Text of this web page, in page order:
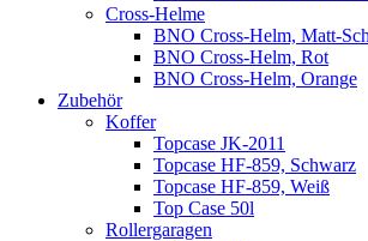
Cross-Helme
BNO Cross-Helm, Matt-
BNO Cross-Helm, Rot
BNO Cross-Helm, Orange
Zubehör
Koffer
Topcase JK-2011
Topcase HF-859, Schwarz
Topcase HF-859, Weiß
Top Case 50l
Rollergaragen